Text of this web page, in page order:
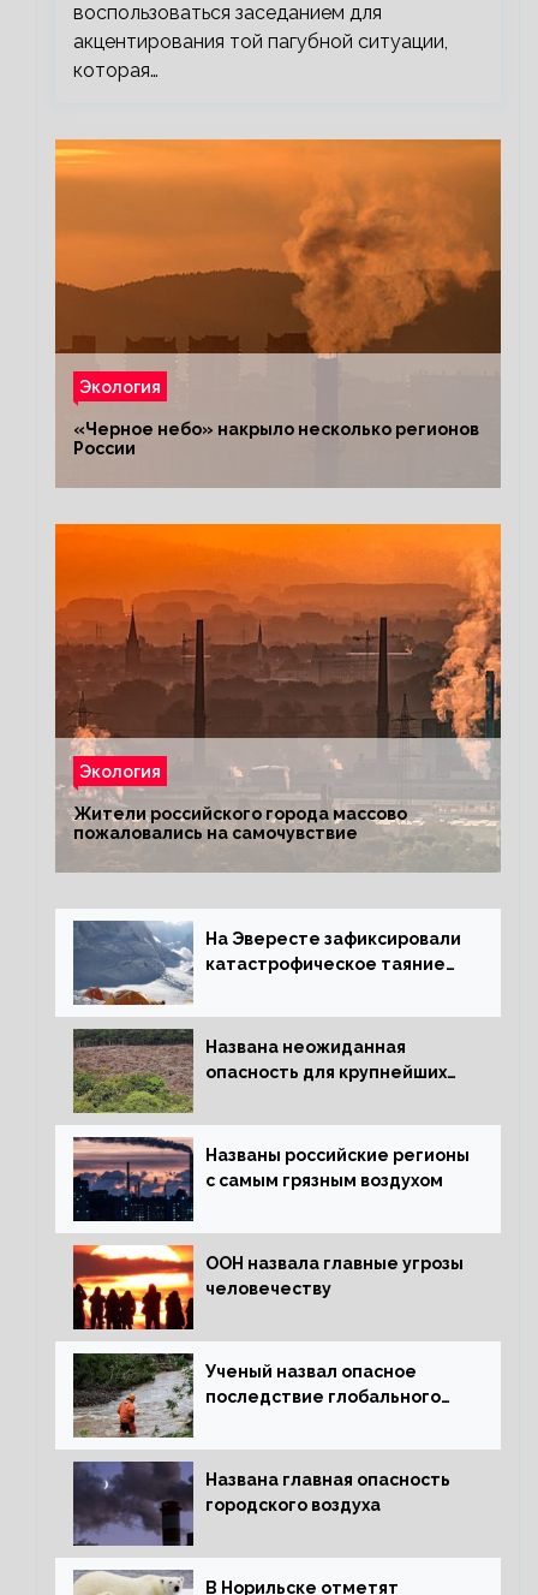
воспользоваться заседанием для
акцентирования той пагубной ситуации,
которая…
Экология
«Черное небо» накрыло несколько регионов
России
Экология
Жители российского города массово
пожаловались на самочувствие
На Эвересте зафиксировали
катастрофическое таяние
Названа неожиданная
опасность для крупнейших
Названы российские регионы
с самым грязным воздухом
ООН назвала главные угрозы
человечеству
Ученый назвал опасное
последствие глобального
Названа главная опасность
городского воздуха
В Норильске отметят